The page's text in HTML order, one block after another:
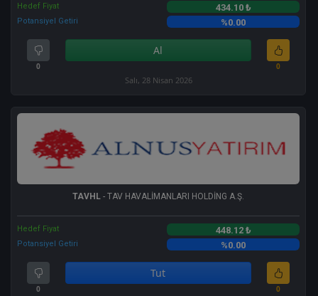
Hedef Fiyat 434.10 ₺
Potansiyel Getiri %0.00
0
Al
0
Salı, 28 Nisan 2026
TAVHL - TAV HAVALİMANLARI HOLDİNG A.Ş.
Hedef Fiyat 448.12 ₺
Potansiyel Getiri %0.00
0
Tut
0